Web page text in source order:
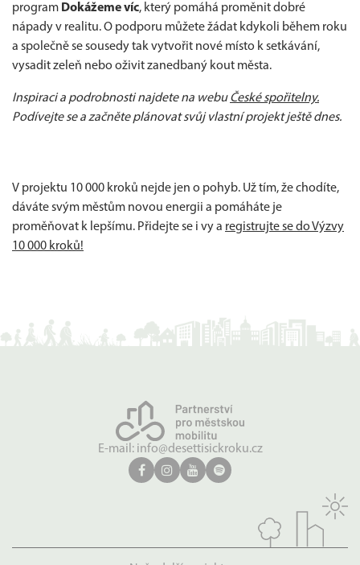
program Dokážeme víc, který pomáhá proměnit dobré
nápady v realitu. O podporu můžete žádat kdykoli během roku
a společně se sousedy tak vytvořit nové místo k setkávání,
vysadit zeleň nebo oživit zanedbaný kout města.
Inspiraci a podrobnosti najdete na webuČeské spořitelny.
Podívejte se a začněte plánovat svůj vlastní projekt ještě dnes.
V projektu 10 000 kroků nejde jen o pohyb. Už tím, že chodíte,
dáváte svým městům novou energii a pomáháte je
proměňovat k lepšímu. Přidejte se i vy a registrujte se do Výzvy
10 000 kroků!
E-mail: info@desettisickroku.cz